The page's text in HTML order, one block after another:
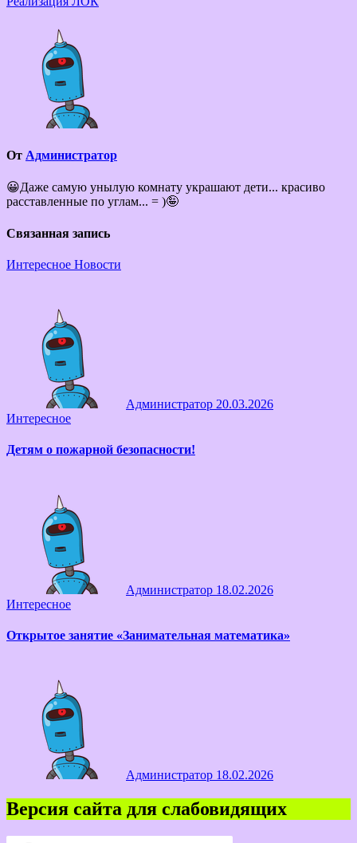
От Администратор
😀Даже самую унылую комнату украшают дети... красиво
расставленные по углам... = )🤪
Связанная запись
Интересное Новости
Администратор 20.03.2026
Интересное
Детям о пожарной безопасности!
Администратор 18.02.2026
Интересное
Открытое занятие «Занимательная математика»
Администратор 18.02.2026
Версия сайта для слабовидящих